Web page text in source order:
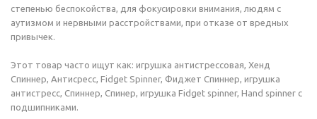
степенью беспокойства, для фокусировки внимания, людям с
аутизмом и нервными расстройствами, при отказе от вредных
привычек.
Этот товар часто ищут как: игрушка антистрессовая, Хенд
Спиннер, Антисресс, Fidget Spinner, Фиджет Спиннер, игрушка
антистресс, Спиннер, Спинер, игрушка Fidget spinner, Hand spinner с
подшипниками.